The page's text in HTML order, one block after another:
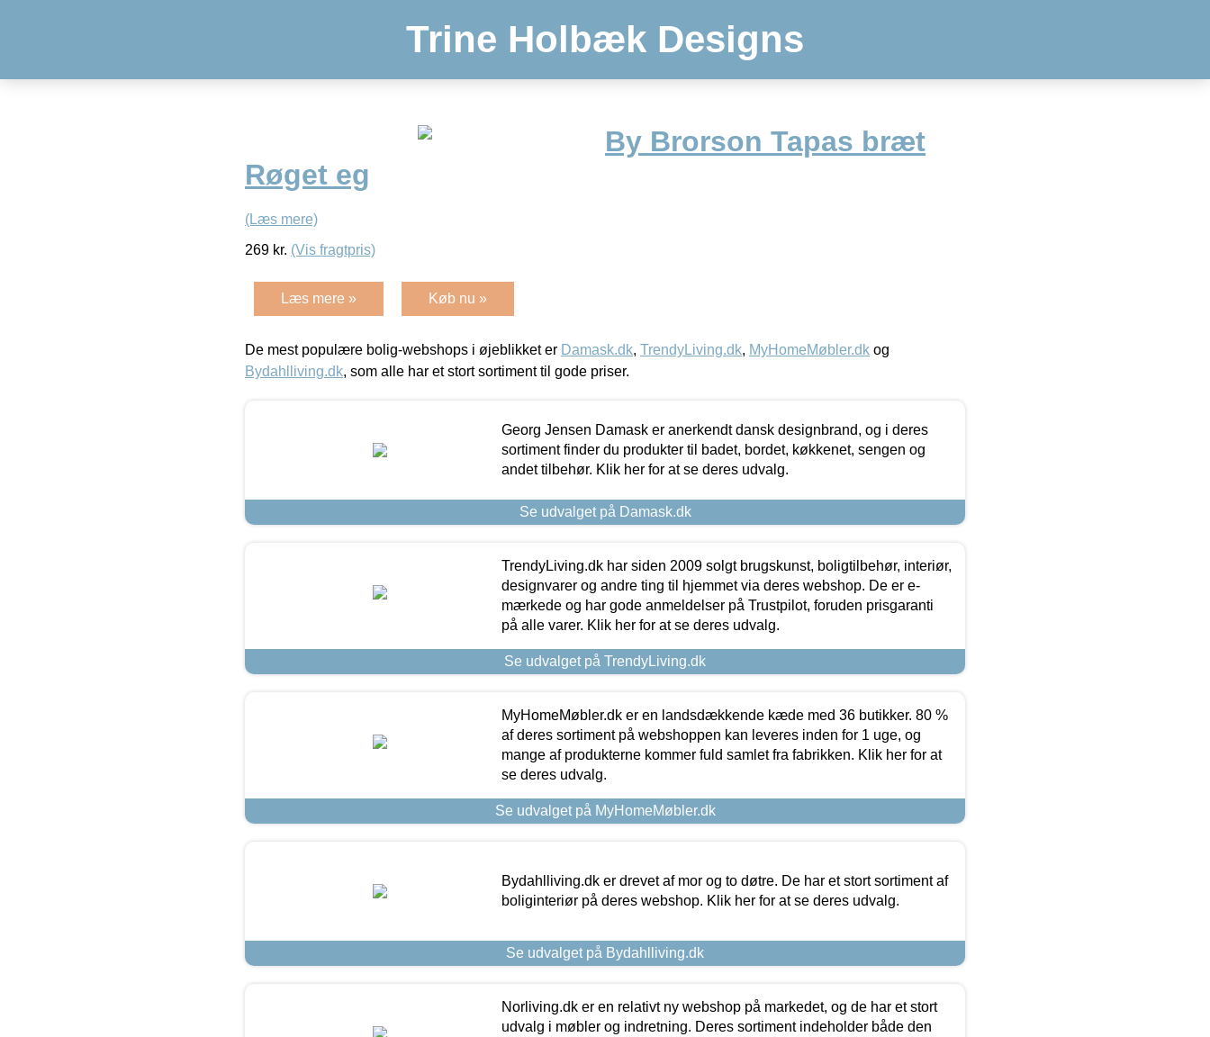
Trine Holbæk Designs
By Brorson Tapas bræt
Røget eg
(Læs mere)
269 kr. (Vis fragtpris)
Læs mere » Køb nu »
De mest populære bolig-webshops i øjeblikket er Damask.dk, TrendyLiving.dk, MyHomeMøbler.dk og
Bydahlliving.dk, som alle har et stort sortiment til gode priser.
Georg Jensen Damask er anerkendt dansk designbrand, og i deres
sortiment finder du produkter til badet, bordet, køkkenet, sengen og
andet tilbehør. Klik her for at se deres udvalg.
Se udvalget på Damask.dk
TrendyLiving.dk har siden 2009 solgt brugskunst, boligtilbehør, interiør,
designvarer og andre ting til hjemmet via deres webshop. De er e-
mærkede og har gode anmeldelser på Trustpilot, foruden prisgaranti
på alle varer. Klik her for at se deres udvalg.
Se udvalget på TrendyLiving.dk
MyHomeMøbler.dk er en landsdækkende kæde med 36 butikker. 80 %
af deres sortiment på webshoppen kan leveres inden for 1 uge, og
mange af produkterne kommer fuld samlet fra fabrikken. Klik her for at
se deres udvalg.
Se udvalget på MyHomeMøbler.dk
Bydahlliving.dk er drevet af mor og to døtre. De har et stort sortiment af
boliginteriør på deres webshop. Klik her for at se deres udvalg.
Se udvalget på Bydahlliving.dk
Norliving.dk er en relativt ny webshop på markedet, og de har et stort
udvalg i møbler og indretning. Deres sortiment indeholder både den